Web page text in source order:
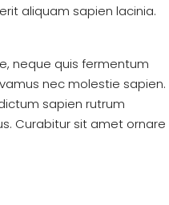
aliquam sapien lacinia.
neque quis fermentum
nec molestie sapien.
sapien rutrum
Curabitur sit amet ornare